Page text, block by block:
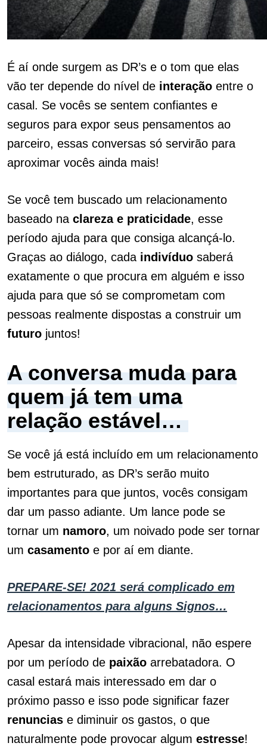
É aí onde surgem as DR’s e o tom que elas
vão ter depende do nível de interação entre o
casal. Se vocês se sentem confiantes e
seguros para expor seus pensamentos ao
parceiro, essas conversas só servirão para
aproximar vocês ainda mais!
Se você tem buscado um relacionamento
baseado na clareza e praticidade, esse
período ajuda para que consiga alcançá-lo.
Graças ao diálogo, cada indivíduo saberá
exatamente o que procura em alguém e isso
ajuda para que só se comprometam com
pessoas realmente dispostas a construir um
futuro juntos!
A conversa muda para
quem já tem uma
relação estável…
Se você já está incluído em um relacionamento
bem estruturado, as DR’s serão muito
importantes para que juntos, vocês consigam
dar um passo adiante. Um lance pode se
tornar um namoro, um noivado pode ser tornar
um casamento e por aí em diante.
PREPARE-SE! 2021 será complicado em
relacionamentos para alguns Signos…
Apesar da intensidade vibracional, não espere
por um período de paixão arrebatadora. O
casal estará mais interessado em dar o
próximo passo e isso pode significar fazer
renuncias e diminuir os gastos, o que
naturalmente pode provocar algum estresse!